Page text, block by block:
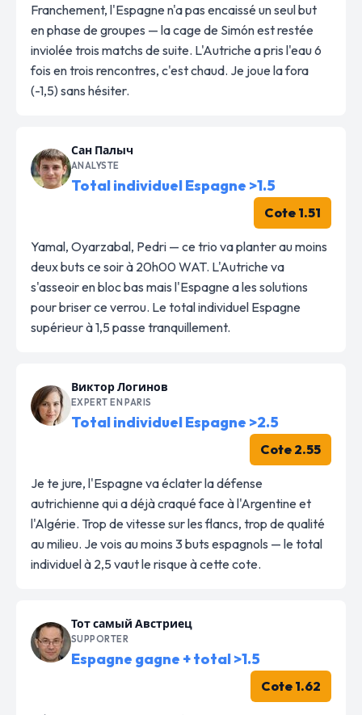
Franchement, l'Espagne n'a pas encaissé un seul but
en phase de groupes — la cage de Simón est restée
inviolée trois matchs de suite. L'Autriche a pris l'eau 6
fois en trois rencontres, c'est chaud. Je joue la fora
(-1,5) sans hésiter.
Сан Палыч
ANALYSTE
Total individuel Espagne >1.5
Cote 1.51
Yamal, Oyarzabal, Pedri — ce trio va planter au moins
deux buts ce soir à 20h00 WAT. L'Autriche va
s'asseoir en bloc bas mais l'Espagne a les solutions
pour briser ce verrou. Le total individuel Espagne
supérieur à 1,5 passe tranquillement.
Виктор Логинов
EXPERT EN PARIS
Total individuel Espagne >2.5
Cote 2.55
Je te jure, l'Espagne va éclater la défense
autrichienne qui a déjà craqué face à l'Argentine et
l'Algérie. Trop de vitesse sur les flancs, trop de qualité
au milieu. Je vois au moins 3 buts espagnols — le total
individuel à 2,5 vaut le risque à cette cote.
Тот самый Австриец
SUPPORTER
Espagne gagne + total >1.5
Cote 1.62